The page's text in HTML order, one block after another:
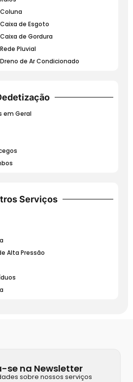
de Esgoto
de Gordura
Pluvial
de Ar Condicionado
em Geral
Serviços
Alta Pressão
se na Newsletter
sobre nossos serviços